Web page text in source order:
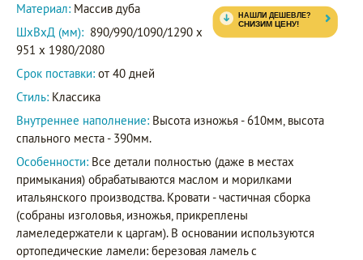
Материал: Массив дуба
ШxВxД (мм): 890/990/1090/1290 x
951 x 1980/2080
Срок поставки: от 40 дней
Стиль: Классика
Внутреннее наполнение: Высота изножья - 610мм, высота
спального места - 390мм.
Особенности: Все детали полностью (даже в местах
примыкания) обрабатываются маслом и морилками
итальянского производства. Кровати - частичная сборка
(собраны изголовья, изножья, прикреплены
ламеледержатели к царгам). В основании используются
ортопедические ламели: березовая ламель с